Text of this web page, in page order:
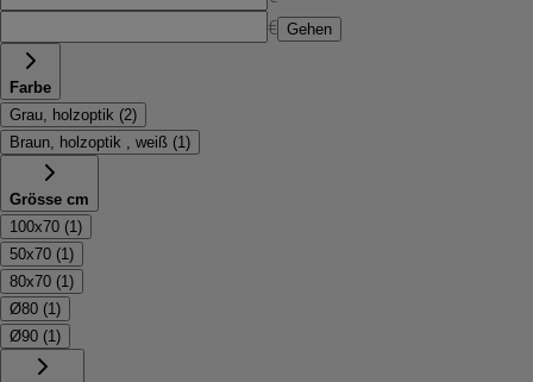
€ Gehen
Farbe
Grau, holzoptik (2)
Braun, holzoptik , weiß (1 )
Grösse cm
100x70 (1 )
50x70 (1 )
80x70 (1 )
Ø80 (1 )
Ø90 (1 )